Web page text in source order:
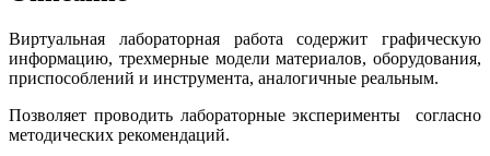
Виртуальная лабораторная работа содержит графическую
информацию, трехмерные модели материалов, оборудования,
приспособлений и инструмента, аналогичные реальным.
Позволяет проводить лабораторные эксперименты согласно
методических рекомендаций.